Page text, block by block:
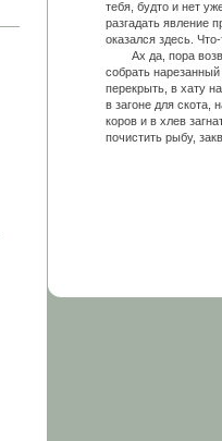
тебя, будто и нет
разгадать явление
оказался здесь.
Ах да, пора
собрать
перекрыть, в хату
в загоне для скота,
коров и в хлев
почистить рыбу,